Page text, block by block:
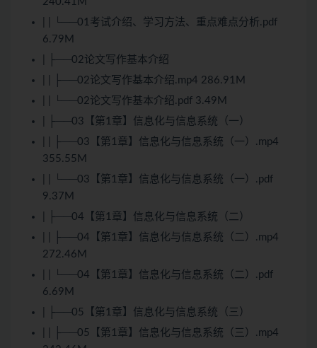
| | └──01考试介绍、学习方法、重点难点分析.pdf
6.79M
| ├──02论文写作基本介绍
| | ├──02论文写作基本介绍.mp4 286.91M
| | └──02论文写作基本介绍.pdf 3.49M
| ├──03【第1章】信息化与信息系统（一）
| | ├──03【第1章】信息化与信息系统（一）.mp4
355.55M
| | └──03【第1章】信息化与信息系统（一）.pdf
9.37M
| ├──04【第1章】信息化与信息系统（二）
| | ├──04【第1章】信息化与信息系统（二）.mp4
272.46M
| | └──04【第1章】信息化与信息系统（二）.pdf
6.69M
| ├──05【第1章】信息化与信息系统（三）
| | ├──05【第1章】信息化与信息系统（三）.mp4